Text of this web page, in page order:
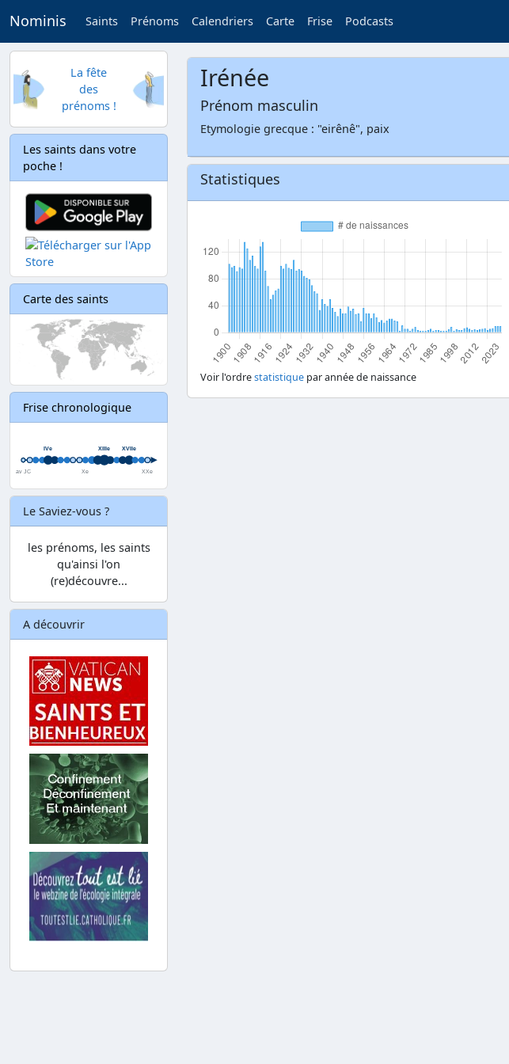
Nominis Saints Prénoms Calendriers Carte Frise Podcasts
La fête
des
prénoms !
Les saints dans votre
poche !
Carte des saints
Frise chronologique
Le Saviez-vous ?
les prénoms, les saints
qu'ainsi l'on
(re)découvre...
A découvrir
Irénée
Prénom masculin
Etymologie grecque : "eirênê", paix
Statistiques
Voir l'ordrestatistique par année de naissance